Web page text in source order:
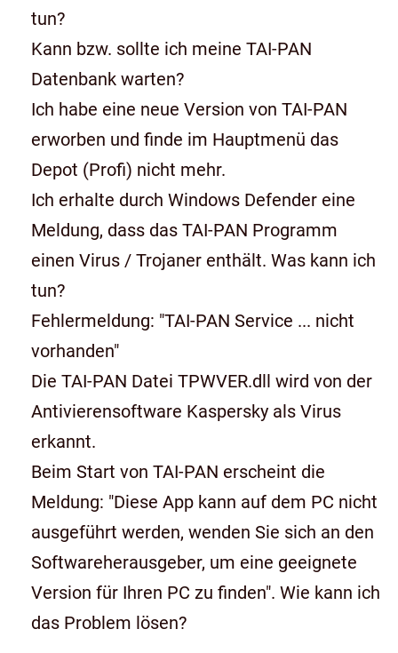
tun?
Kann bzw. sollte ich meine TAI-PAN
Datenbank warten?
Ich habe eine neue Version von TAI-PAN
erworben und finde im Hauptmenü das
Depot (Profi) nicht mehr.
Ich erhalte durch Windows Defender eine
Meldung, dass das TAI-PAN Programm
einen Virus / Trojaner enthält. Was kann ich
tun?
Fehlermeldung: "TAI-PAN Service ... nicht
vorhanden"
Die TAI-PAN Datei TPWVER.dll wird von der
Antivierensoftware Kaspersky als Virus
erkannt.
Beim Start von TAI-PAN erscheint die
Meldung: "Diese App kann auf dem PC nicht
ausgeführt werden, wenden Sie sich an den
Softwareherausgeber, um eine geeignete
Version für Ihren PC zu finden". Wie kann ich
das Problem lösen?